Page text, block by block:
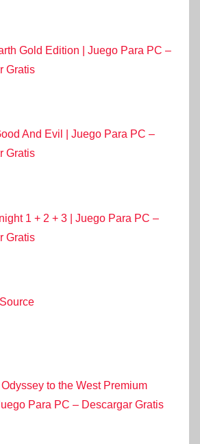
Gold Edition | Juego Para PC –
Gratis
And Evil | Juego Para PC –
Gratis
1 + 2 + 3 | Juego Para PC –
Gratis
to the West Premium
Para PC – Descargar Gratis